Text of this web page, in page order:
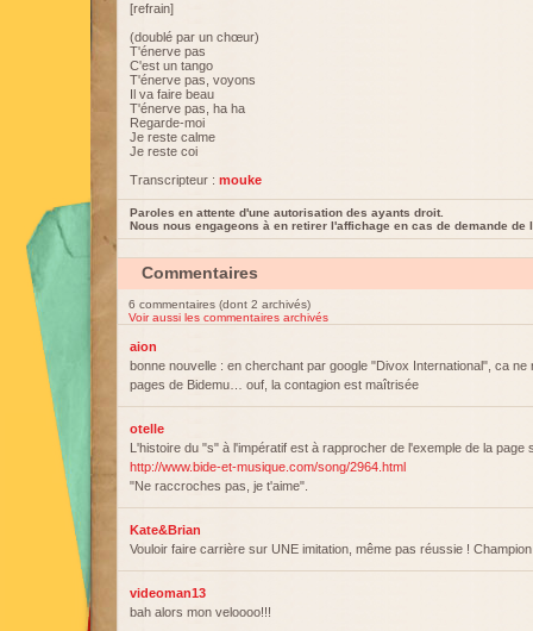
[refrain]
(doublé par un chœur)
T'énerve pas
C'est un tango
T'énerve pas, voyons
Il va faire beau
T'énerve pas, ha ha
Regarde-moi
Je reste calme
Je reste coi
Transcripteur : mouke
Paroles en attente d'une autorisation des ayants droit.
Nous nous engageons à en retirer l'affichage en cas de demande de
Commentaires
6 commentaires (dont 2 archivés)
Voir aussi les commentaires archivés
aion
bonne nouvelle : en cherchant par google "Divox International", ca ne
pages de Bidemu… ouf, la contagion est maîtrisée
otelle
L'histoire du "s" à l'impératif est à rapprocher de l'exemple de la page
http://www.bide-et-musique.com/song/2964.html
"Ne raccroches pas, je t'aime".
Kate&Brian
Vouloir faire carrière sur UNE imitation, même pas réussie !
videoman13
bah alors mon veloooo!!!